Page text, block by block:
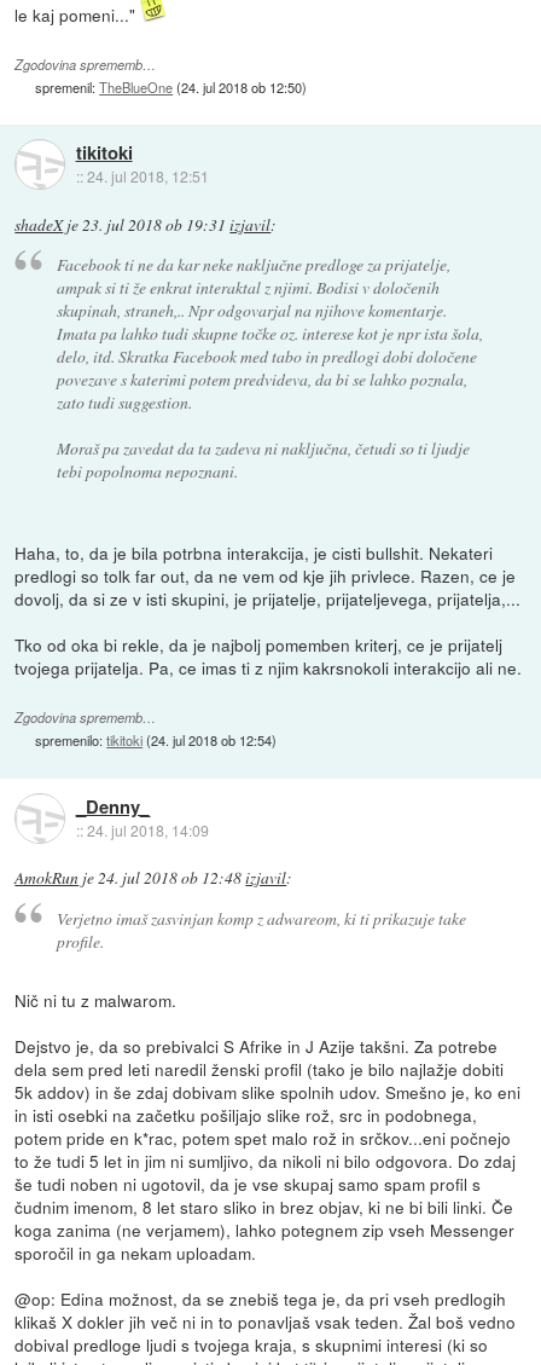
le kaj pomeni..."
Zgodovina sprememb…
spremenil:TheBlueOne(24. jul 2018 ob 12:50)
tikitoki
::24. jul 2018, 12:51
shadeXje23. jul 2018 ob 19:31 izjavil:
Facebook ti ne da kar neke naključne predloge za prijatelje,
ampak si ti že enkrat interaktal z njimi. Bodisi v določenih
skupinah, straneh,.. Npr odgovarjal na njihove komentarje.
Imata pa lahko tudi skupne točke oz. interese kot je npr ista šola,
delo, itd. Skratka Facebook med tabo in predlogi dobi določene
povezave s katerimi potem predvideva, da bi se lahko poznala,
zato tudi suggestion.
Moraš pa zavedat da ta zadeva ni naključna, četudi so ti ljudje
tebi popolnoma nepoznani.
Haha, to, da je bila potrbna interakcija, je cisti bullshit. Nekateri
predlogi so tolk far out, da ne vem od kje jih privlece. Razen, ce je
dovolj, da si ze v isti skupini, je prijatelje, prijateljevega, prijatelja,...
Tko od oka bi rekle, da je najbolj pomemben kriterj, ce je prijatelj
tvojega prijatelja. Pa, ce imas ti z njim kakrsnokoli interakcijo ali ne.
Zgodovina sprememb…
spremenilo:tikitoki(24. jul 2018 ob 12:54)
_Denny_
::24. jul 2018, 14:09
AmokRun je24. jul 2018 ob 12:48izjavil:
Verjetno imaš zasvinjan komp z adwareom, ki ti prikazuje take
profile.
Nič ni tu z malwarom.
Dejstvo je, da so prebivalci S Afrike in J Azije takšni. Za potrebe
dela sem pred leti naredil ženski profil (tako je bilo najlažje dobiti
5k addov) in še zdaj dobivam slike spolnih udov. Smešno je, ko eni
in isti osebki na začetku pošiljajo slike rož, src in podobnega,
potem pride en k*rac, potem spet malo rož in srčkov...eni počnejo
to že tudi 5 let in jim ni sumljivo, da nikoli ni bilo odgovora. Do zdaj
še tudi noben ni ugotovil, da je vse skupaj samo spam profil s
čudnim imenom, 8 let staro sliko in brez objav, ki ne bi bili linki. Če
koga zanima (ne verjamem), lahko potegnem zip vseh Messenger
sporočil in ga nekam uploadam.
@op: Edina možnost, da se znebiš tega je, da pri vseh predlogih
klikaš X dokler jih več ni in to ponavljaš vsak teden. Žal boš vedno
dobival predloge ljudi s tvojega kraja, s skupnimi interesi (ki so